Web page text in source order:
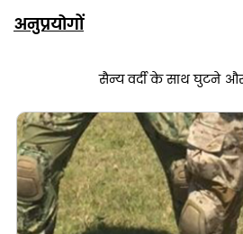
अनुप्रयोगों
सैन्य वर्दी के साथ घुटने